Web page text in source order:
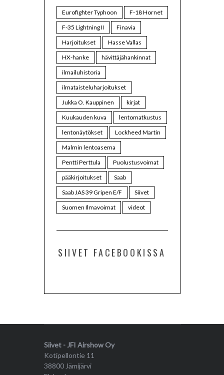
Eurofighter Typhoon
F-18 Hornet
F-35 Lightning II
Finavia
Harjoitukset
Hasse Vallas
HX-hanke
hävittäjähankinnat
ilmailuhistoria
ilmataisteluharjoitukset
Jukka O. Kauppinen
kirjat
Kuukauden kuva
lentomatkustus
lentonäytökset
Lockheed Martin
Malmin lentoasema
Pentti Perttula
Puolustusvoimat
pääkirjoitukset
Saab
Saab JAS 39 Gripen E/F
Siivet
Suomen Ilmavoimat
videot
SIIVET FACEBOOKISSA
Siivet - JFI Airshow Oy
Kotipellontie 11
38800 Jämijärvi